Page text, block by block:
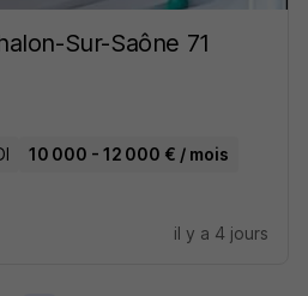
Sur-Saône 71
10 000 - 12 000 € / mois
il y a 4 jours